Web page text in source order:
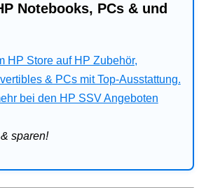
Notebooks, PCs & und
HP Store auf HP Zubehör,
& PCs mit Top-Ausstattung.
bei den HP SSV Angeboten
sparen!